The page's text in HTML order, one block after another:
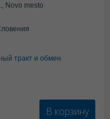
Novo mesto
тракт и обмен
В корзину